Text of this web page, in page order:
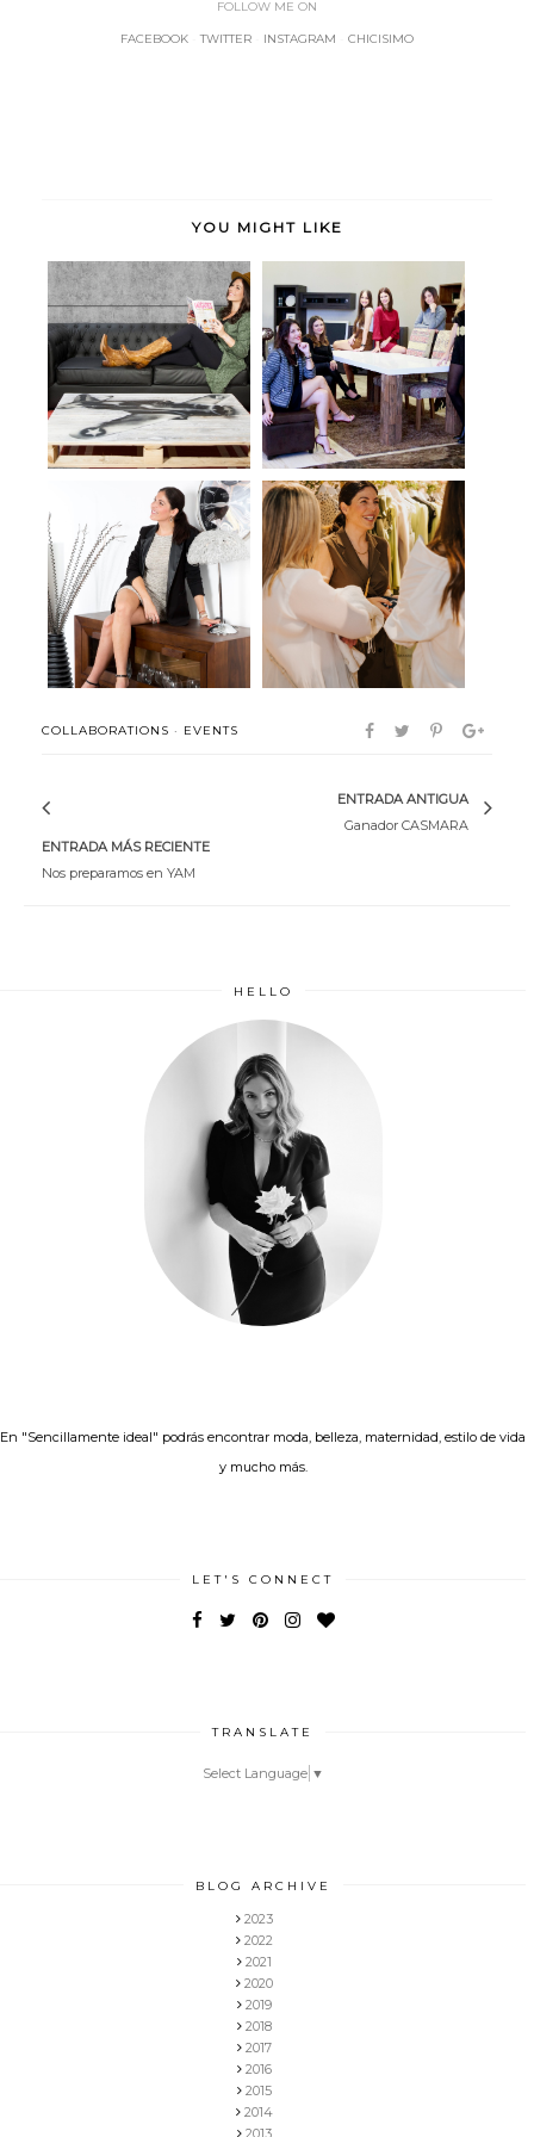
FOLLOW ME ON
FACEBOOK -TWITTER INSTAGRAM CHICISIMO
YOU MIGHT LIKE
Info friday: Start with energy Merkamueble Gandia
Info friday: Kiare for home Evento coosy
COLLABORATIONS · EVENTS
ENTRADA MÁS RECIENTE
Nos preparamos en YAM
ENTRADA ANTIGUA
Ganador CASMARA
HELLO
En "Sencillamente ideal" podrás encontrar moda, belleza, maternidad, estilo de vida
y mucho más.
LET'S CONNECT
TRANSLATE
Select Language ▼
BLOG ARCHIVE
2023
2022
2021
2020
2019
2018
2017
2016
2015
2014
2013